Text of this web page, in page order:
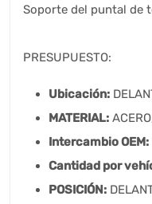
Soporte del puntal de
PRESUPUESTO:
Ubicación:
MATERIAL:
Intercambio OEM:
Cantidad por
POSICIÓN: